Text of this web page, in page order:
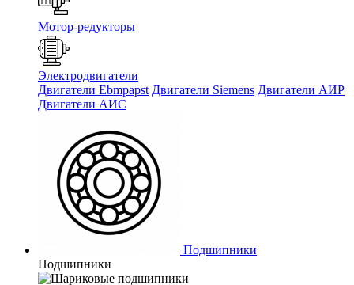
Мотор-редукторы
Электродвигатели
Двигатели Ebmpapst Двигатели Siemens Двигатели АИР
Двигатели АИС
Подшипники
Подшипники